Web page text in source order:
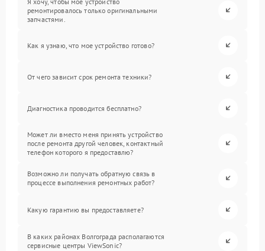
ремонтировалось только оригинальными
запчастями.
Как я узнаю, что мое устройство готово?
От чего зависит срок ремонта техники?
Диагностика проводится бесплатно?
Может ли вместо меня принять устройство
после ремонта другой человек, контактный
телефон которого я предоставлю?
Возможно ли получать обратную связь в
процессе выполнения ремонтных работ?
Какую гарантию вы предоставляете?
В каких районах Волгограда располагаются
сервисные центры ViewSonic?